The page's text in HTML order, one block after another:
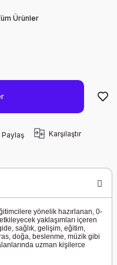
Ürünler
Paylaş Karşılaştır
yönelik hazırlanan, 0-
yaklaşımları içeren
sağlık, gelişim, eğitim,
doğa, beslenme, müzik gibi
uzman kişilerce